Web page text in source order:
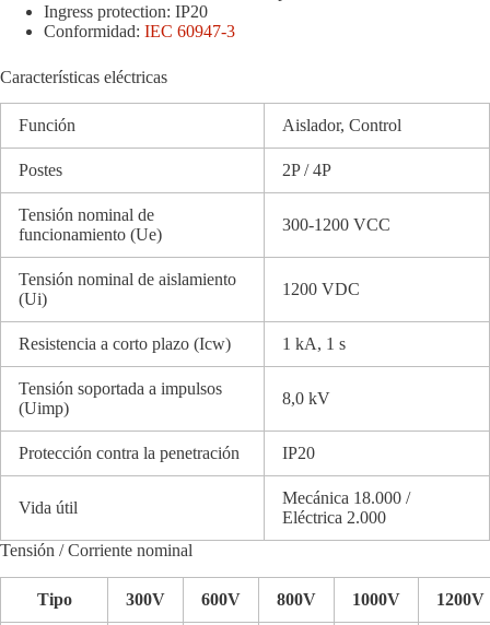
Ingress protection: IP20
Conformidad: IEC 60947-3
Características eléctricas
Función Aislador, Control
Postes 2P / 4P
Tensión nominal de
funcionamiento (Ue)
300-1200 VCC
Tensión nominal de aislamiento
(Ui)
1200 VDC
Resistencia a corto plazo (Icw) 1 kA, 1 s
Tensión soportada a impulsos
(Uimp)
8,0 kV
Protección contra la penetración IP20
Vida útil
Mecánica 18.000 /
Eléctrica 2.000
Tensión / Corriente nominal
Tipo 300V 600V 800V 1000V 1200V